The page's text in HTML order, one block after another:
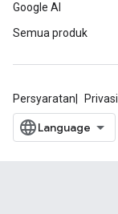
Google AI
Semua produk
Persyaratan Privasi